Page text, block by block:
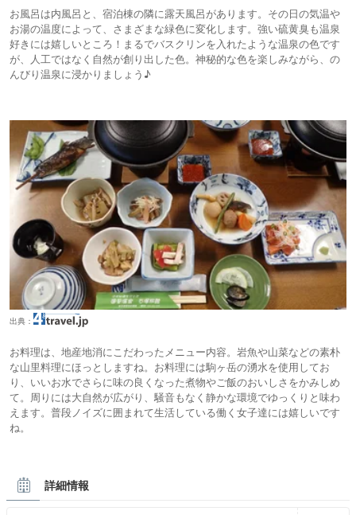
お風呂は内風呂と、宿泊棟の隣に露天風呂があります。その日の気温や
お湯の温度によって、さまざまな緑色に変化します。強い硫黄臭も温泉
好きには嬉しいところ！まるでバスクリンを入れたような温泉の色です
が、人工ではなく自然が創り出した色。神秘的な色を楽しみながら、の
んびり温泉に浸かりましょう♪
出典：
お料理は、地産地消にこだわったメニュー内容。岩魚や山菜などの素朴
な山里料理にほっとしますね。お料理には駒ヶ岳の湧水を使用してお
り、いいお水でさらに味の良くなった煮物やご飯のおいしさをかみしめ
て。周りには大自然が広がり、騒音もなく静かな環境でゆっくりと味わ
えます。普段ノイズに囲まれて生活している働く女子達には嬉しいです
ね。
詳細情報